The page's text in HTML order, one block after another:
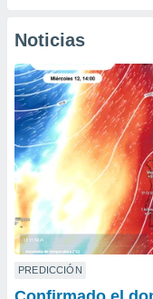
nuestra
y
de
disponible
Noticias
PREDICCIÓN